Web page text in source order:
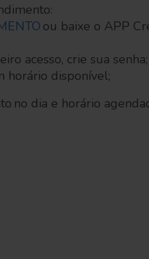
ou baixe o APP
acesso, crie sua senha;
horário disponível;
no dia e horário